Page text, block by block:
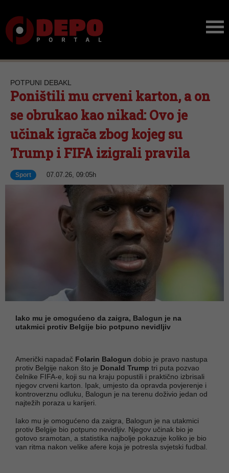
POTPUNI DEBAKL
Poništili mu crveni karton, a on
se obrukao kao nikad: Ovo je
učinak igrača zbog kojeg su
Trump i FIFA izigrali pravila
Sport 07.07.26, 09:05h
Iako mu je omogućeno da zaigra, Balogun je na
utakmici protiv Belgije bio potpuno nevidljiv
Američki napadač Folarin Balogun dobio je pravo nastupa
protiv Belgije nakon što je Donald Trump tri puta pozvao
čelnike FIFA-e, koji su na kraju popustili i praktično izbrisali
njegov crveni karton. Ipak, umjesto da opravda povjerenje i
kontroverznu odluku, Balogun je na terenu doživio jedan od
najtežih poraza u karijeri.
Iako mu je omogućeno da zaigra, Balogun je na utakmici
protiv Belgije bio potpuno nevidljiv. Njegov učinak bio je
gotovo sramotan, a statistika najbolje pokazuje koliko je bio
van ritma nakon velike afere koja je potresla svjetski fudbal.